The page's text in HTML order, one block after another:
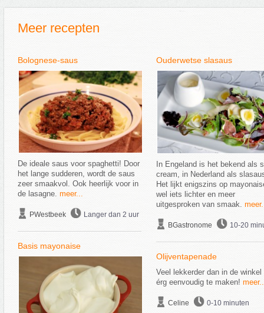
Meer recepten
Bolognese-saus
De ideale saus voor spaghetti! Door
het lange sudderen, wordt de saus
zeer smaakvol. Ook heerlijk voor in
de lasagne. meer...
PWestbeek Langer dan 2 uur
Basis mayonaise
Ouderwetse slasaus
In Engeland is het bekend als
cream, in Nederland als
Het lijkt enigszins op
wel iets lichter en meer
uitgesproken van smaak.
BGastronome 10-20
Olijventapenade
Veel lekkerder dan in de winkel
érg eenvoudig te maken!
Celine 0-10 minuten